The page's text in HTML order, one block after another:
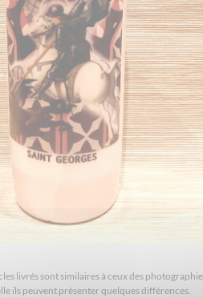
livrés sont similaires à ceux des
ils peuvent présenter quelques différences.